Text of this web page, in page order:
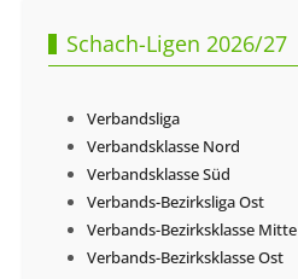
Schach-Ligen 2026/27
Verbandsliga
Verbandsklasse Nord
Verbandsklasse Süd
Verbands-Bezirksliga Ost
Verbands-Bezirksklasse Mitte
Verbands-Bezirksklasse Ost